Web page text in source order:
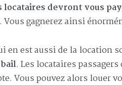
locataires devront vous
. Vous gagnerez ainsi
en est aussi de la location
. Les locataires
Vous pouvez alors louer